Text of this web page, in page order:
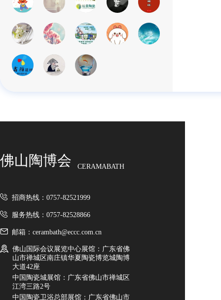
佛山陶博会 CERAMABATH
招商热线：0757-82521999
服务热线：0757-82528866
邮箱：cerambath@eccc.com.cn
佛山国际会议展览中心展馆：广东省佛
山市禅城区南庄镇华夏陶瓷博览城陶博
大道42座
中国陶瓷城展馆：广东省佛山市禅城区
江湾三路2号
中国陶瓷卫浴总部展馆：广东省佛山市